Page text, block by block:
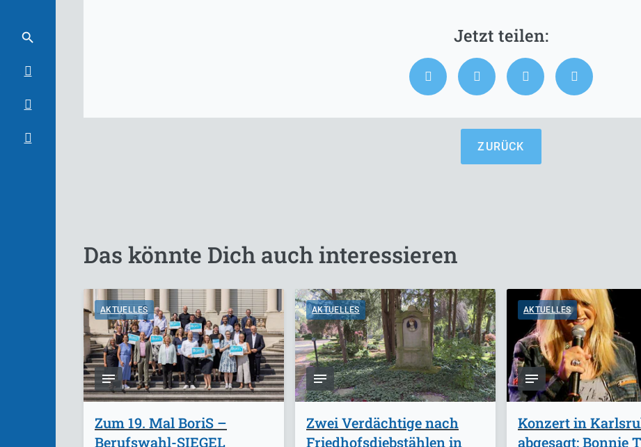
ZURÜCK
Das könnte Dich auch interessieren
AKTUELLES
Zum 19. Mal BoriS –
Berufswahl-SIEGEL
AKTUELLES
Zwei Verdächtige nach
Friedhofsdiebstählen in
AKTUELLES
Konzert in
abgesagt: Bonnie